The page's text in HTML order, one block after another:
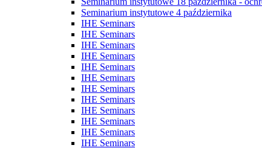
Seminarium instytutowe 4 października
IHE Seminars
IHE Seminars
IHE Seminars
IHE Seminars
IHE Seminars
IHE Seminars
IHE Seminars
IHE Seminars
IHE Seminars
IHE Seminars
IHE Seminars
IHE Seminars